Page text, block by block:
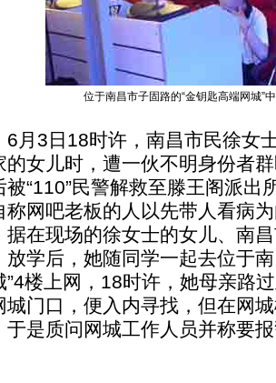
位于南昌市子固路的“金钥匙高端网城”
3日18时许，南昌市民徐女士
的女儿时，遭一伙不明身份者
被“110”民警解救至滕王阁派出
称网吧老板的人以先带人看病
现场的徐女士的女儿、南昌
放学后，她随同学一起去位于
”4楼上网，18时许，她母亲路
城门口，便入内寻找，但在网
于是质问网城工作人员并称要